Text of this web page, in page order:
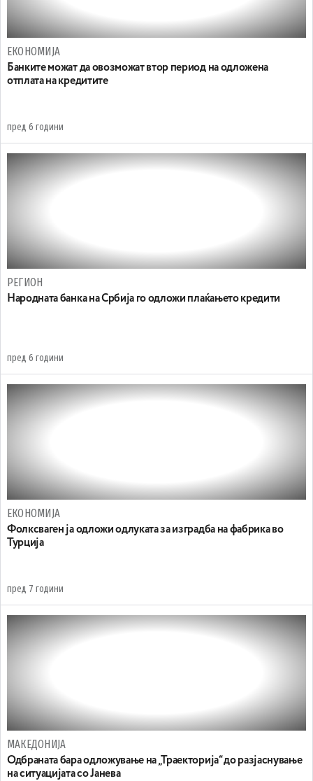
ЕКОНОМИЈА
Банките можат да овозможат втор период на одложена
отплата на кредитите
пред 6 години
РЕГИОН
Народната банка на Србија го одложи плаќањето кредити
пред 6 години
ЕКОНОМИЈА
Фолксваген ја одложи одлуката за изградба на фабрика во
Турција
пред 7 години
МАКЕДОНИЈА
Одбраната бара одложување на „Траекторија“ до разјаснување
на ситуацијата со Јанева